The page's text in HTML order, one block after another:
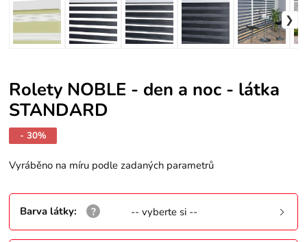
Rolety NOBLE - den a noc - látka
STANDARD
- 30%
Vyráběno na míru podle zadaných parametrů
Barva látky: -- vyberte si --